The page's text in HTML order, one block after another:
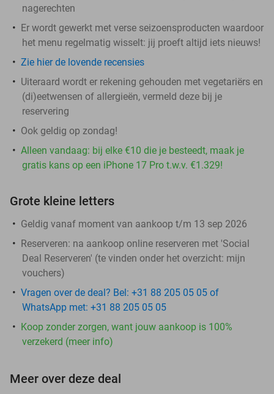
nagerechten
Er wordt gewerkt met verse seizoensproducten waardoor
het menu regelmatig wisselt: jij proeft altijd iets nieuws!
Zie hier de lovende recensies
Uiteraard wordt er rekening gehouden met vegetariërs en
(di)eetwensen of allergieën, vermeld deze bij je
reservering
Ook geldig op zondag!
Alleen vandaag: bij elke €10 die je besteedt, maak je
gratis kans op een iPhone 17 Pro t.w.v. €1.329!
Grote kleine letters
Geldig vanaf moment van aankoop t/m 13 sep 2026
Reserveren: na aankoop online reserveren met 'Social
Deal Reserveren' (te vinden onder het overzicht: mijn
vouchers)
Vragen over de deal? Bel: +31 88 205 05 05 of
WhatsApp met: +31 88 205 05 05
Koop zonder zorgen, want jouw aankoop is 100%
verzekerd (meer info)
Meer over deze deal